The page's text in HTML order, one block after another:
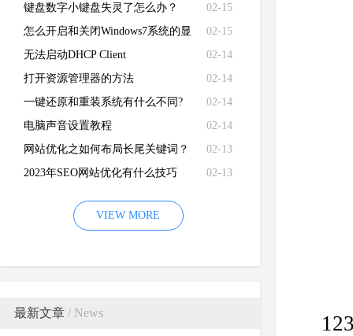
02-15
键盘数字小键盘失灵了怎么办？
02-15
怎么开启和关闭Windows7系统的显
卡硬件加速功能
02-14
无法启动DHCP Client
02-14
打开资源管理器的方法
02-14
一键还原和重装系统有什么不同?
02-14
电脑声音设置教程
02-13
网站优化之如何布局长尾关键词？
02-13
2023年SEO网站优化有什么技巧
VIEW MORE
最新文章 / News